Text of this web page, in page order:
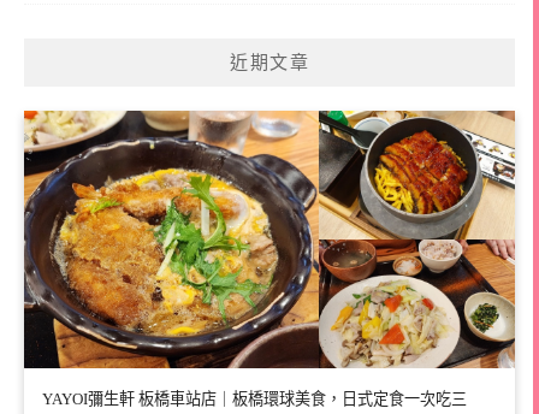
近期文章
YAYOI彌生軒 板橋車站店｜板橋環球美食，日式定食一次吃三